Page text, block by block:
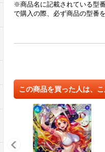
※商品名に記載されている型
で購入の際、必ず商品の型番
この商品を買った人は、